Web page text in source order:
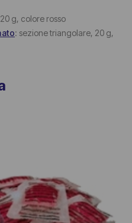
g, colore rosso
: sezione triangolare, 20 g,